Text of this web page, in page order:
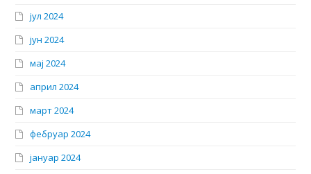
јул 2024
јун 2024
мај 2024
април 2024
март 2024
фебруар 2024
јануар 2024